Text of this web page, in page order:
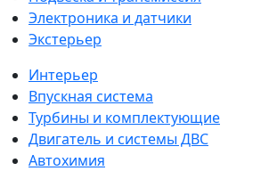
Электроника и датчики
Экстерьер
Интерьер
Впускная система
Турбины и комплектующие
Двигатель и системы ДВС
Автохимия